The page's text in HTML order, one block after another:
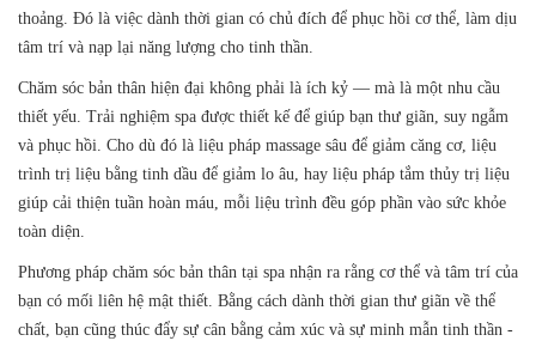
thoảng. Đó là việc dành thời gian có chủ đích để phục hồi cơ thể, làm dịu
tâm trí và nạp lại năng lượng cho tinh thần.
Chăm sóc bản thân hiện đại không phải là ích kỷ — mà là một nhu cầu
thiết yếu. Trải nghiệm spa được thiết kế để giúp bạn thư giãn, suy ngẫm
và phục hồi. Cho dù đó là liệu pháp massage sâu để giảm căng cơ, liệu
trình trị liệu bằng tinh dầu để giảm lo âu, hay liệu pháp tắm thủy trị liệu
giúp cải thiện tuần hoàn máu, mỗi liệu trình đều góp phần vào sức khỏe
toàn diện.
Phương pháp chăm sóc bản thân tại spa nhận ra rằng cơ thể và tâm trí của
bạn có mối liên hệ mật thiết. Bằng cách dành thời gian thư giãn về thể
chất, bạn cũng thúc đẩy sự cân bằng cảm xúc và sự minh mẫn tinh thần -